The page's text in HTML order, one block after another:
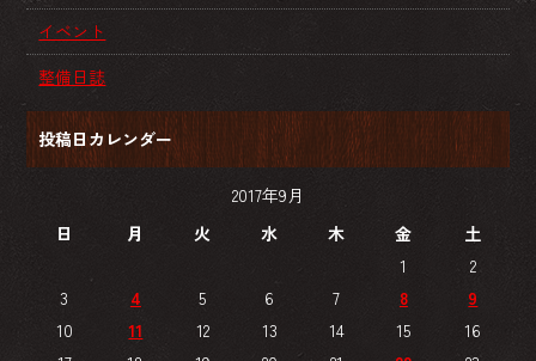
イベント
整備日誌
投稿日カレンダー
2017年9月
日
月 火 水 木 金
土
1
2
3
4 5 6 7 8
9
10
11 12 13 14 15
16